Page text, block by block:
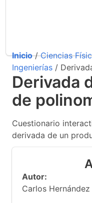
Inicio/Ciencias
Ingenierías /
Derivada
de
Cuestionario
derivada de un
Autor:
Carlos